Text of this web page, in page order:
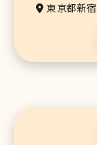
東京都新